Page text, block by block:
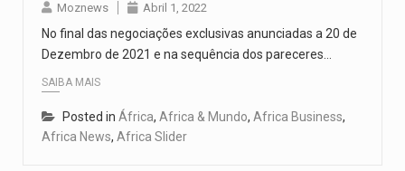
Moznews Abril 1, 2022
No final das negociações exclusivas anunciadas a 20 de
Dezembro de 2021 e na sequência dos pareceres…
SAIBA MAIS
Posted in África, Africa & Mundo, Africa Business,
Africa News, Africa Slider